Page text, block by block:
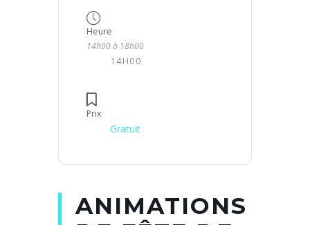
Heure
14h00 à 18h00
14H00
Prix
Gratuit
ANIMATIONS